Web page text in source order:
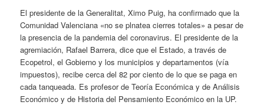
El presidente de la Generalitat, Ximo Puig, ha confirmado que la
Comunidad Valenciana «no se plnatea cierres totales» a pesar de
la presencia de la pandemia del coronavirus. El presidente de la
agremiación, Rafael Barrera, dice que el Estado, a través de
Ecopetrol, el Gobierno y los municipios y departamentos (vía
impuestos), recibe cerca del 82 por ciento de lo que se paga en
cada tanqueada. Es profesor de Teoría Económica y de Análisis
Económico y de Historia del Pensamiento Económico en la UP.